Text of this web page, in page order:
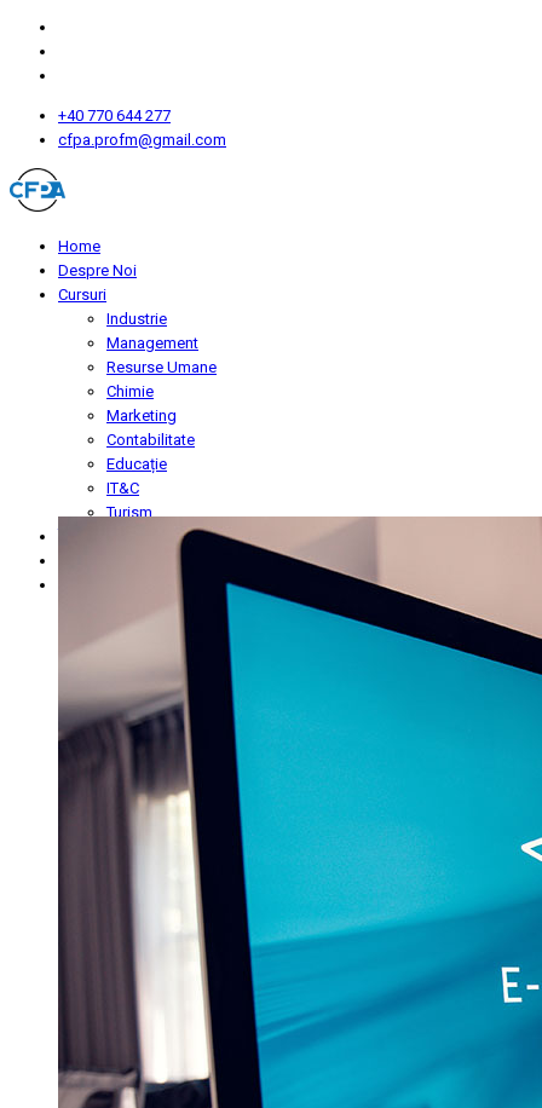
+40 770 644 277
cfpa.profm@gmail.com
Home
Despre Noi
Cursuri
Industrie
Management
Resurse Umane
Chimie
Marketing
Contabilitate
Educație
IT&C
Turism